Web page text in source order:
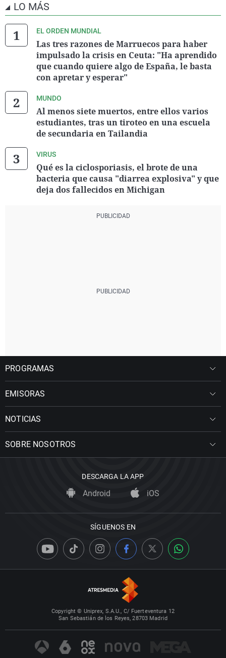
LO MÁS
EL ORDEN MUNDIAL
Las tres razones de Marruecos para haber
impulsado la crisis en Ceuta: "Ha aprendido
que cuando quiere algo de España, le basta
con apretar y esperar"
MUNDO
Al menos siete muertos, entre ellos varios
estudiantes, tras un tiroteo en una escuela
de secundaria en Tailandia
VIRUS
Qué es la ciclosporiasis, el brote de una
bacteria que causa "diarrea explosiva" y que
deja dos fallecidos en Michigan
PROGRAMAS
EMISORAS
NOTICIAS
SOBRE NOSOTROS
DESCARGA LA APP
Android iOS
SÍGUENOS EN
Copyright © Uniprex, S.A.U., C/ Fuerteventura 12
San Sebastián de los Reyes, 28703 Madrid